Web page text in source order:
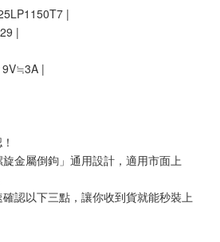
|
|
|
金屬倒鉤」通用設計，適用市面上
認以下三點，讓你收到貨就能秒裝上